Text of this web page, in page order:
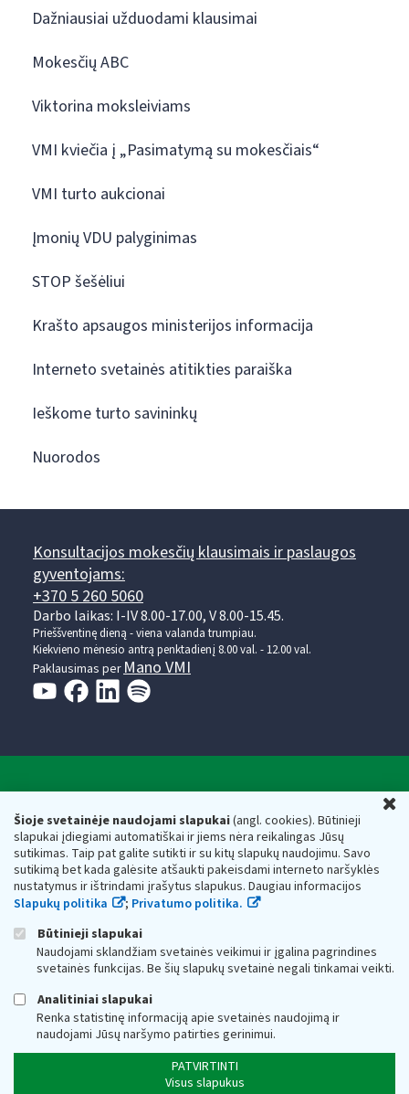
Šioje svetainėje naudojami slapukai(angl. cookies). Būtinieji
slapukai įdiegiami automatiškai ir jiems nėra reikalingas Jūsų
sutikimas. Taip pat galite sutikti ir su kitų slapukų naudojimu. Savo
sutikimą bet kada galėsite atšaukti pakeisdami interneto naršyklės
nustatymus ir ištrindami įrašytus slapukus. Daugiau informacijos
Slapukų politika
; Privatumo politika.
Būtinieji slapukai
Naudojami sklandžiam svetainės veikimui ir įgalina pagrindines
svetainės funkcijas. Be šių slapukų svetainė negali tinkamai veikti.
Analitiniai slapukai
Renka statistinę informaciją apie svetainės naudojimą ir
naudojami Jūsų naršymo patirties gerinimui.
PATVIRTINTI
Visus slapukus
Dažniausiai užduodami klausimai
Mokesčių ABC
Viktorina moksleiviams
VMI kviečia į „Pasimatymą su mokesčiais“
VMI turto aukcionai
Įmonių VDU palyginimas
STOP šešėliui
Krašto apsaugos ministerijos informacija
Interneto svetainės atitikties paraiška
Ieškome turto savininkų
Nuorodos
Konsultacijos mokesčių klausimais ir paslaugos
gyventojams:
+370 5 260 5060
Darbo laikas: I-IV 8.00-17.00, V 8.00-15.45.
Prieššventinę dieną - viena valanda trumpiau.
Kiekvieno mėnesio antrą penktadienį 8.00 val. - 12.00 val.
Paklausimas perMano VMI
Valstybinė mokesčių inspekcija prie Lietuvos
Respublikos finansų ministerijos
Biudžetinė įstaiga. Juridinio asmens kodas — 188659752,
adresas: Vasario 16-osios g. 14, 01107 Vilnius, Lietuva, el.paštas:
vmi@vmi.lt , E. pristatymo dėžutės adresas 188659752
Duomenys apie Valstybinę mokesčių inspekciją prie Lietuvos
Respublikos finansų ministerijos kaupiami ir saugomi Juridinių